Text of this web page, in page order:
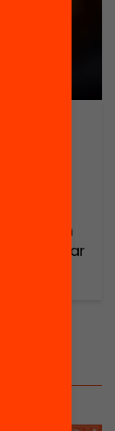
joc:
i en
participar